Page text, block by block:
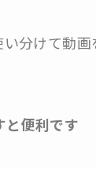
分けて動
と便利です